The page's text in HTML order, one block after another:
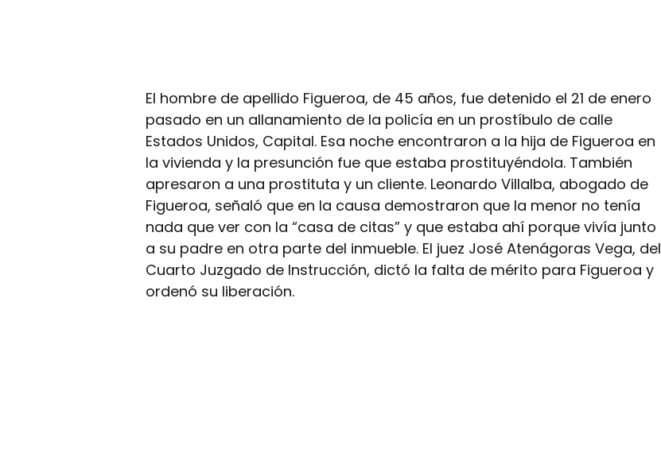
El hombre de apellido Figueroa, de 45 años, fue detenido el 21 de enero
pasado en un allanamiento de la policía en un prostíbulo de calle
Estados Unidos, Capital. Esa noche encontraron a la hija de Figueroa en
la vivienda y la presunción fue que estaba prostituyéndola. También
apresaron a una prostituta y un cliente. Leonardo Villalba, abogado de
Figueroa, señaló que en la causa demostraron que la menor no tenía
nada que ver con la “casa de citas” y que estaba ahí porque vivía junto
a su padre en otra parte del inmueble. El juez José Atenágoras Vega, del
Cuarto Juzgado de Instrucción, dictó la falta de mérito para Figueroa y
ordenó su liberación.